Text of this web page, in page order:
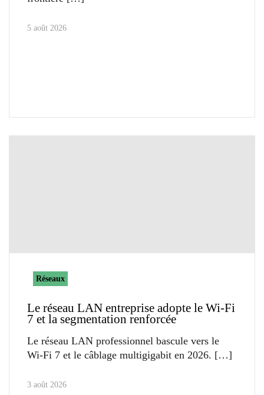
5 août 2026
Réseaux
Le réseau LAN entreprise adopte le Wi-Fi
7 et la segmentation renforcée
Le réseau LAN professionnel bascule vers le
Wi-Fi 7 et le câblage multigigabit en 2026.
3 août 2026